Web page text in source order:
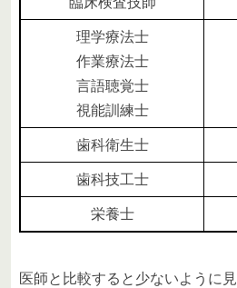
理学療法士
作業療法士
言語聴覚士
視能訓練士
歯科衛生士
歯科技工士
栄養士
医師と比較すると少ないように